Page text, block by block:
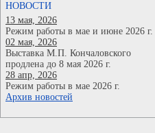
НОВОСТИ
13 мая, 2026
Режим работы в мае и июне 2026 г.
02 мая, 2026
Выставка М.П. Кончаловского
продлена до 8 мая 2026 г.
28 апр, 2026
Режим работы в мае 2026 г.
Архив новостей